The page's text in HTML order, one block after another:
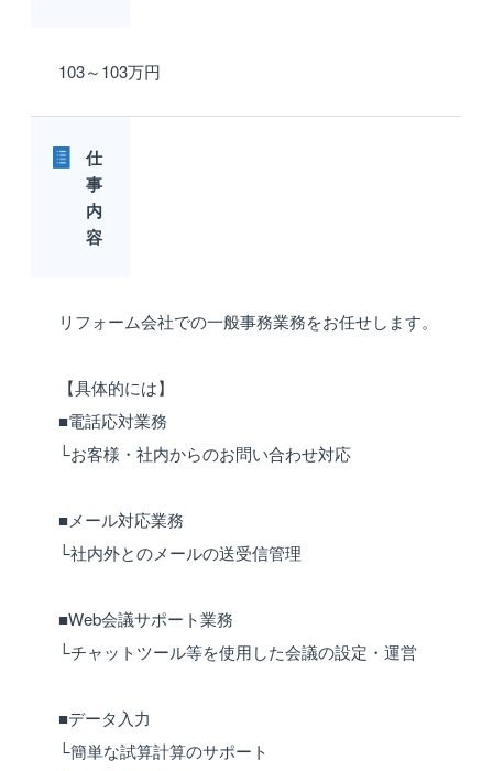
103～103万円
仕
事
内
容
リフォーム会社での一般事務業務をお任せします。
【具体的には】
■電話応対業務
└お客様・社内からのお問い合わせ対応
■メール対応業務
└社内外とのメールの送受信管理
■Web会議サポート業務
└チャットツール等を使用した会議の設定・運営
■データ入力
└簡単な試算計算のサポート